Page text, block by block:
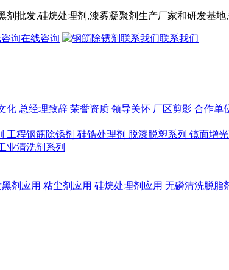
剂 批发,硅烷处理剂 ,漆雾凝聚剂 生产厂家和研发基
在线咨询 联系我们
化 总经理致辞 荣誉资质 领导关怀 厂区剪影 合作单
工程钢筋除锈剂 硅锆处理剂 脱漆脱塑系列 镜面增
业清洗剂系列
剂应用 粘尘剂应用 硅烷处理剂应用 无磷清洗脱脂